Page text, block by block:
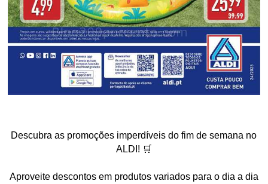
Descubra as promoções imperdíveis do fim de semana no
ALDI! 🛒
Aproveite descontos em produtos variados para o dia a dia